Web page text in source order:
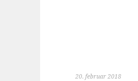
20. februar 2018